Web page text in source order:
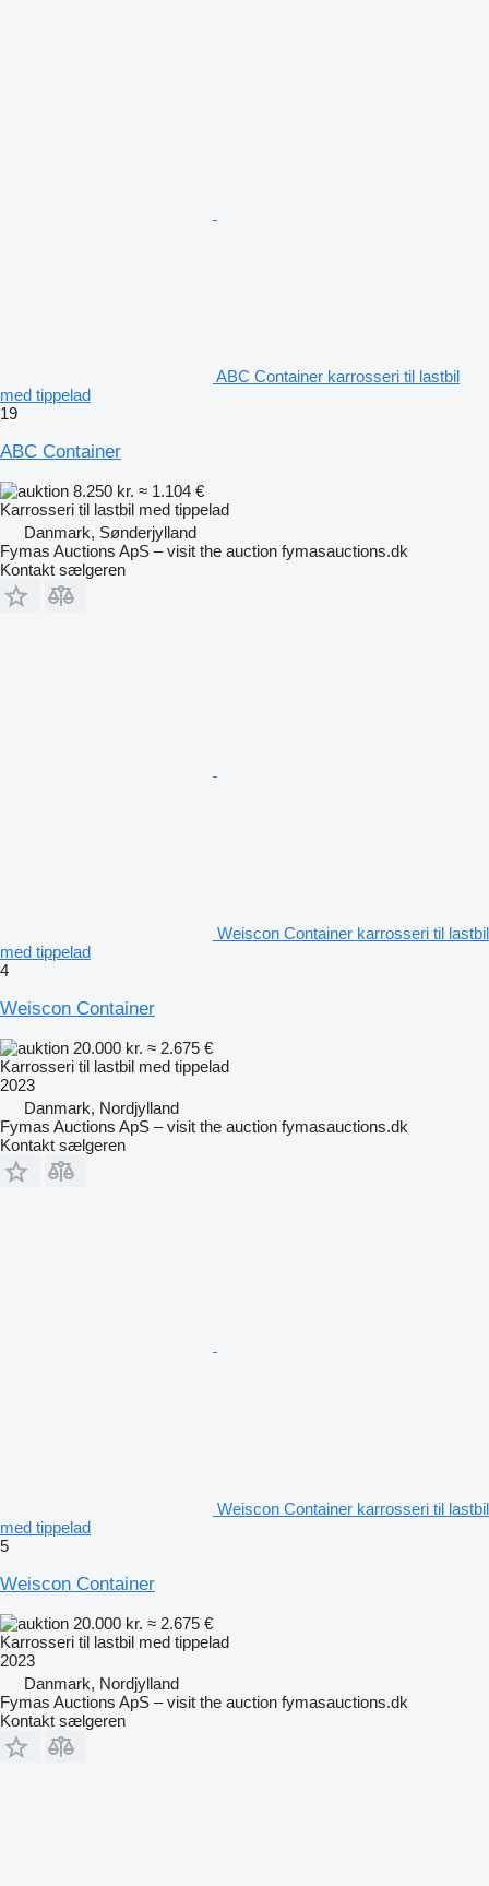
ABC Container karrosseri til lastbil
med tippelad
19
ABC Container
8.250 kr. ≈ 1.104 €
Karrosseri til lastbil med tippelad
Danmark, Sønderjylland
Fymas Auctions ApS – visit the auction fymasauctions.dk
Kontakt sælgeren
Weiscon Container karrosseri til lastbil
med tippelad
4
Weiscon Container
20.000 kr. ≈ 2.675 €
Karrosseri til lastbil med tippelad
2023
Danmark, Nordjylland
Fymas Auctions ApS – visit the auction fymasauctions.dk
Kontakt sælgeren
Weiscon Container karrosseri til lastbil
med tippelad
5
Weiscon Container
20.000 kr. ≈ 2.675 €
Karrosseri til lastbil med tippelad
2023
Danmark, Nordjylland
Fymas Auctions ApS – visit the auction fymasauctions.dk
Kontakt sælgeren